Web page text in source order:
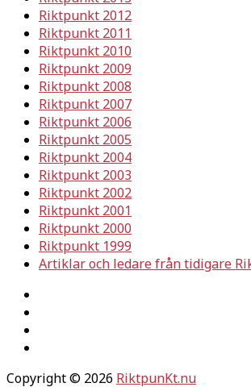
Riktpunkt 2012
Riktpunkt 2011
Riktpunkt 2010
Riktpunkt 2009
Riktpunkt 2008
Riktpunkt 2007
Riktpunkt 2006
Riktpunkt 2005
Riktpunkt 2004
Riktpunkt 2003
Riktpunkt 2002
Riktpunkt 2001
Riktpunkt 2000
Riktpunkt 1999
Artiklar och ledare från tidigare
Copyright © 2026 RiktpunKt.nu